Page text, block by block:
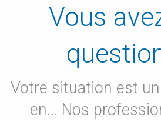
Vous
Votre situation est
en... Nos